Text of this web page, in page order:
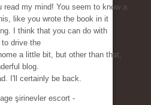
read my mind! You seem to know a
like you wrote the book in it
I think that you can do with
drive the
a little bit, but other than that,
blog.
I'll certainly be back.
şirinevler escort -